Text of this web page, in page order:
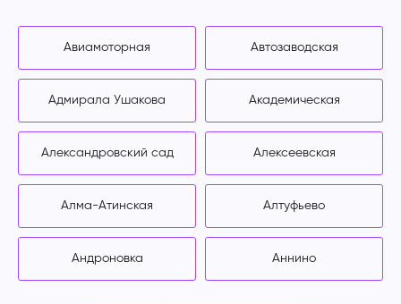
Авиамоторная Автозаводская
Адмирала Ушакова Академическая
Александровский сад Алексеевская
Алма-Атинская Алтуфьево
Андроновка Аннино